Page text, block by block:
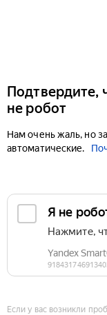
Подтвердите,
не робот
Нам очень жаль, но
автоматические.
Если у вас возникли